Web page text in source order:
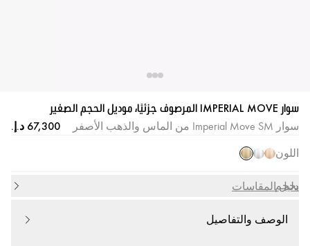
سوار IMPERIAL MOVE المرصوف جزئيًا، موديل الحجم الصغير
سوار Imperial Move SM من الماس والذهب الأصفر
اللون
دليل المقاسات
بحجم
الوصف والتفاصيل